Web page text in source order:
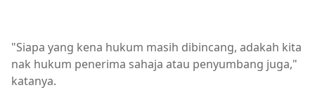
"Siapa yang kena hukum masih dibincang, adakah kita
nak hukum penerima sahaja atau penyumbang juga,"
katanya.